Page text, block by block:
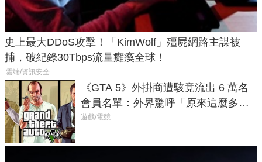
史上最大DDoS攻擊！「KimWolf」殭屍網路主謀被
捕，破紀錄30Tbps流量癱瘓全球！
雲端/資訊安全
《GTA 5》外掛商遭駭竟流出 6 萬名
會員名單：外界驚呼「原來這麼多人
在開掛！」
遊戲/電競